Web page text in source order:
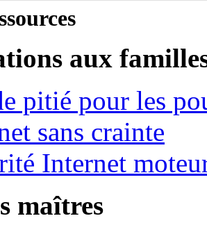
aux
pitié pour les
sans crainte
Internet
maîtres